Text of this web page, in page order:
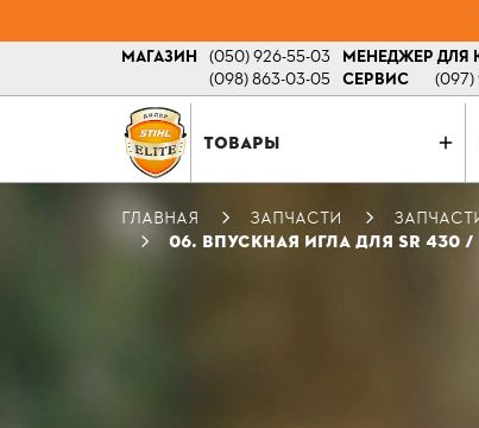
МАГАЗИН (050) 926-55-03
(098) 863-03-05
МЕНЕДЖЕР ДЛЯ
СЕРВИС
(097)
ТОВАРЫ
ГЛАВНАЯ ЗАПЧАСТИ
06. ВПУСКНАЯ ИГЛА ДЛЯ SR 430 /